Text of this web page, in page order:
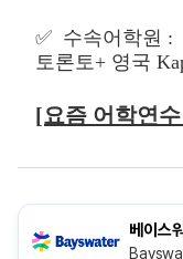
✅ 수속어학원 :
토론토+ 영국
[요즘 어학연
베이스